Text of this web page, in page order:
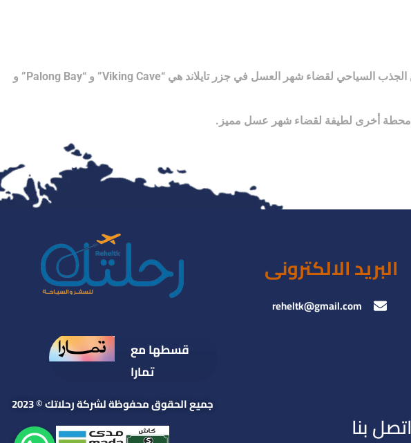
قدمت جزر “Phi Phi” في تايلاند الخلفية لفيلم “The Beach” بطولة الممثل الشهير ليوناردو دي كابريو، ومن أهم أماكن الجذب السياحي لقضاء شهر العسل في جزر تايلاند هي “Viking Cave” و “Palong Bay” و
محطة أخرى لطيفة لقضاء شهر عسل مميز.
اتصل بنا
البريد الالكترونى
reheltk@gmail.com
قسطها مع
تمارا
جميع الحقوق محفوظة لشركة رحلاتك © 2023